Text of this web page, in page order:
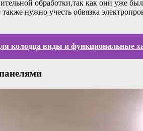
обработки,так как они уже
нужно учесть обвязка
колодца виды и функциональные